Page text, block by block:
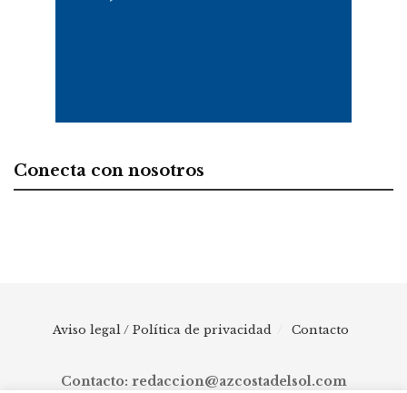
Conecta con nosotros
Aviso legal / Política de privacidad Contacto
Contacto: redaccion@azcostadelsol.com